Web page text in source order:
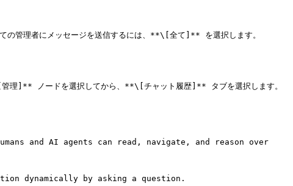
の管理者にメッセージを送信するには、**\[全て]** を選択します。
管理]** ノードを選択してから、**\[チャット履歴]** タブを選択します。
and AI agents can read, navigate, and reason over
dynamically by asking a question.